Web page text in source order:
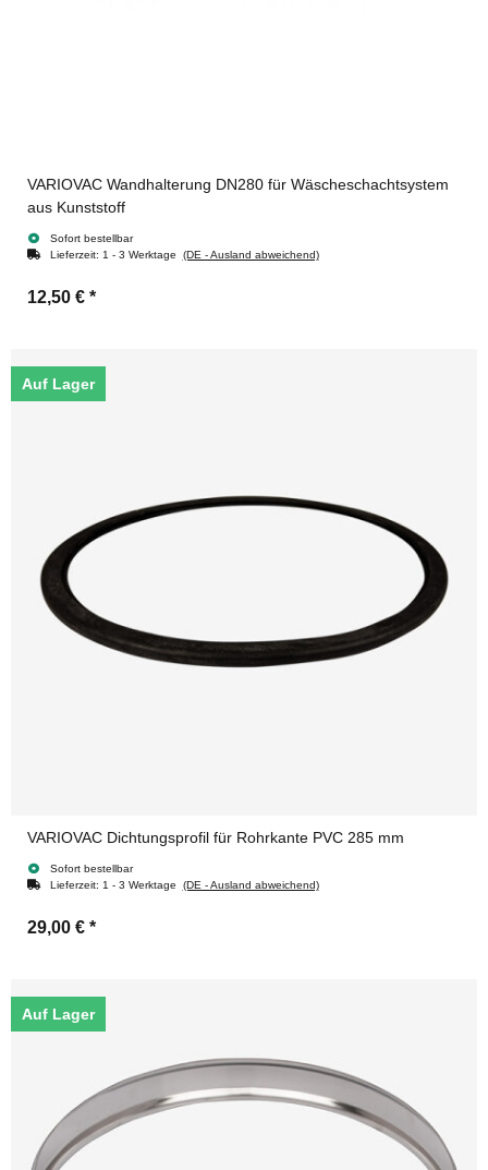
VARIOVAC Wandhalterung DN280 für Wäscheschachtsystem
aus Kunststoff
Sofort bestellbar
Lieferzeit: 1 - 3 Werktage (DE - Ausland abweichend)
12,50 € *
Auf Lager
VARIOVAC Dichtungsprofil für Rohrkante PVC 285 mm
Sofort bestellbar
Lieferzeit: 1 - 3 Werktage (DE - Ausland abweichend)
29,00 € *
Auf Lager